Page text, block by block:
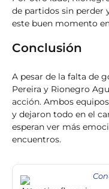
de partidos sin perder
este buen momento
Conclusión
A pesar de la falta de
Pereira y Rionegro
acción. Ambos
y dejaron todo en el
esperan ver más
encuentros.